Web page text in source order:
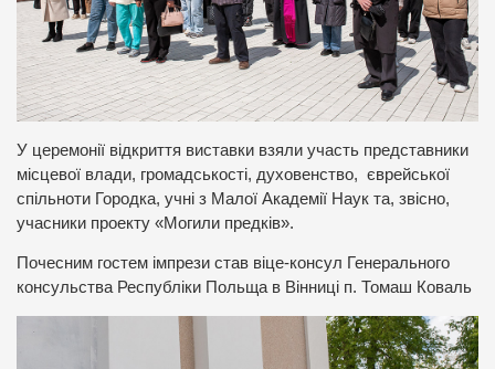
У церемонії відкриття виставки взяли участь представники
місцевої влади, громадськості, духовенство, єврейської
спільноти Городка, учні з Малої Академії Наук та, звісно,
учасники проекту «Могили предків».
Почесним гостем імпрези став віце-консул Генерального
консульства Республіки Польща в Вінниці п. Томаш Коваль